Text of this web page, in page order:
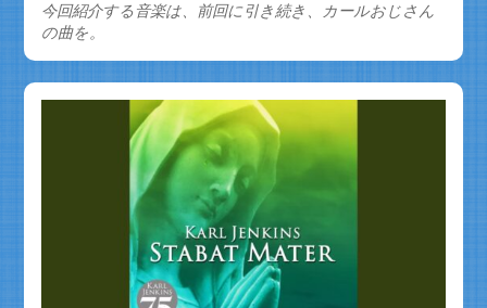
今回紹介する音楽は、前回に引き続き、カールおじさん
の曲を。